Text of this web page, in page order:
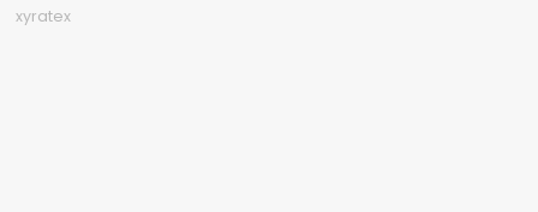
xyratex